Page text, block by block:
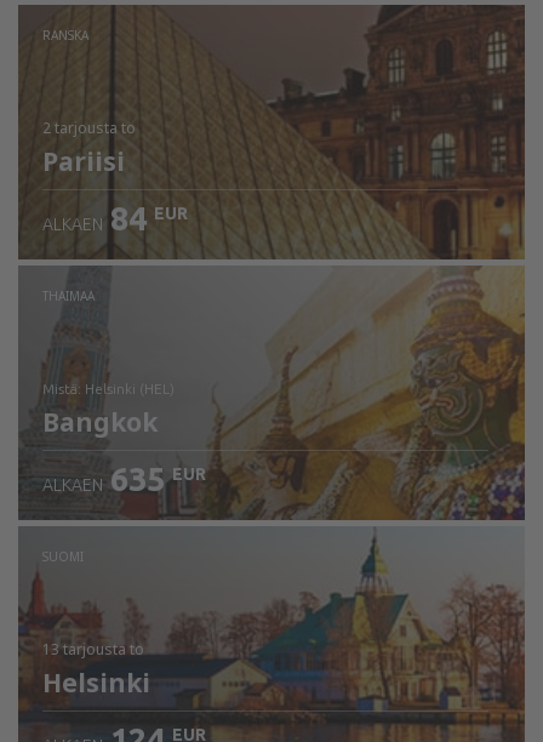
Tarkista tiedot
RANSKA
2 tarjousta to
Pariisi
ALKAEN 84 EUR
THAIMAA
mistä: Helsinki (HEL)
Bangkok
Tarkista tiedot
ALKAEN 635 EUR
SUOMI
13 tarjousta to
Helsinki
EUR